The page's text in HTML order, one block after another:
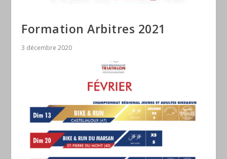
Formation Arbitres 2021
3 décembre 2020